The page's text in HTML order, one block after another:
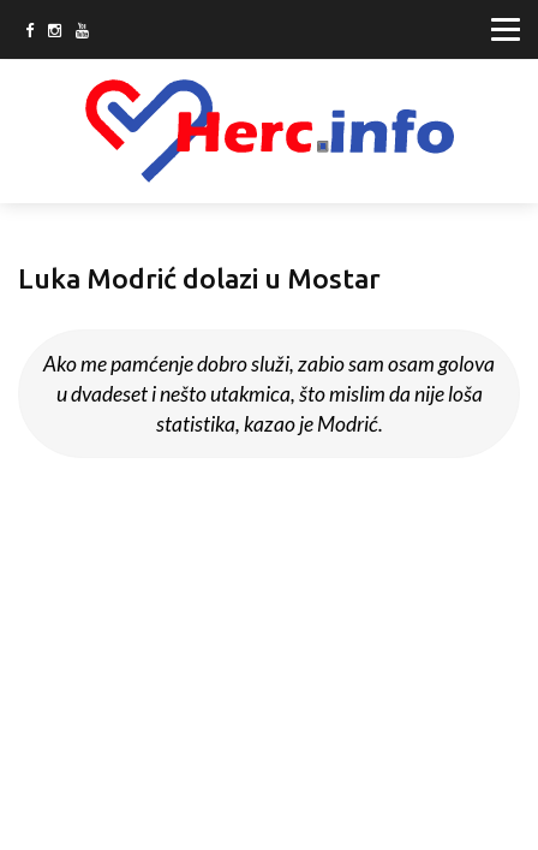
Luka Modrić dolazi u Mostar
Ako me pamćenje dobro služi, zabio sam osam golova
u dvadeset i nešto utakmica, što mislim da nije loša
statistika, kazao je Modrić.